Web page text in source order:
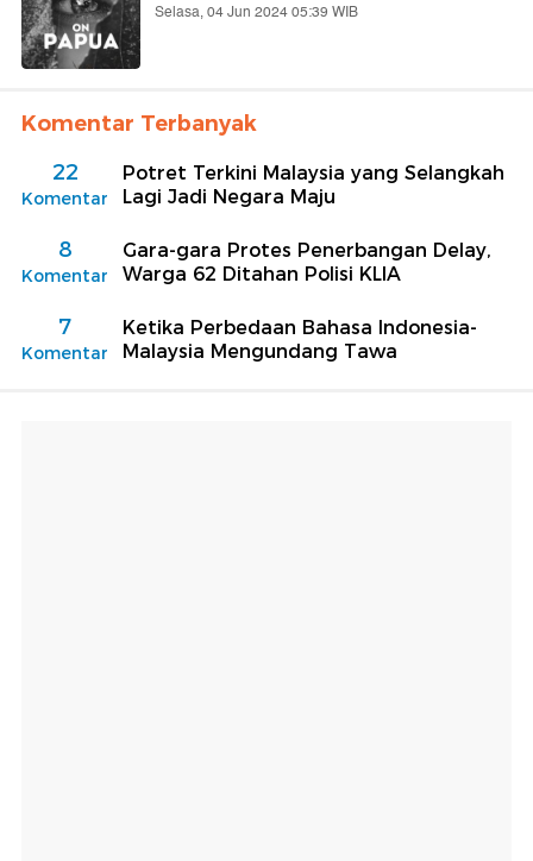
Selasa, 04 Jun 2024 05:39 WIB
Komentar Terbanyak
22
Komentar
Potret Terkini Malaysia yang Selangkah
Lagi Jadi Negara Maju
8
Komentar
Gara-gara Protes Penerbangan Delay,
Warga 62 Ditahan Polisi KLIA
7
Komentar
Ketika Perbedaan Bahasa Indonesia-
Malaysia Mengundang Tawa